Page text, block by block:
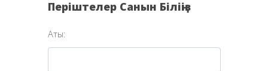
Періштелер Санын Біліңіз
Аты: